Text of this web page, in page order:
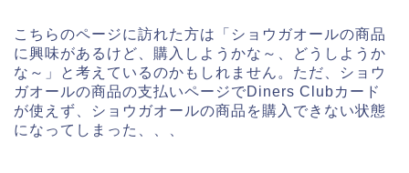
こちらのページに訪れた方は「ショウガオールの商品
に興味があるけど、購入しようかな～、どうしようか
な～」と考えているのかもしれません。ただ、ショウ
ガオールの商品の支払いページでDiners Clubカード
が使えず、ショウガオールの商品を購入できない状態
になってしまった、、、